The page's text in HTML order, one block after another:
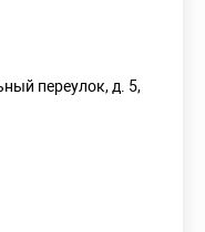
переулок, д. 5,